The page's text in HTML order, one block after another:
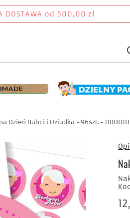
DOSTAWA od 500,00 zł
Dzień Babci i Dziadka - 96szt. - DBD010